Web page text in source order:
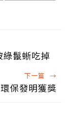
綠鬣蜥吃掉
下一篇 →
保發明獲獎